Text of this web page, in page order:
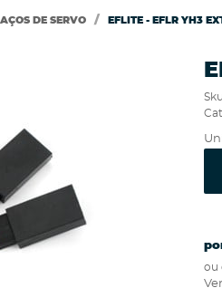
DE SERVO EFLITE - EFLR YH3
ou